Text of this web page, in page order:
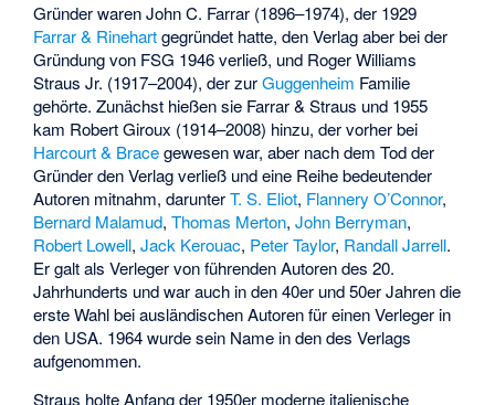
Gründer warenJohn C. Farrar (1896–1974), der 1929
Farrar & Rinehartgegründet hatte, den Verlag aber bei der
Gründung von FSG 1946 verließ, und Roger Williams
Straus Jr. (1917–2004), der zurGuggenheim Familie
gehörte. Zunächst hießen sie Farrar & Straus und 1955
kam Robert Giroux (1914–2008) hinzu, der vorher bei
Harcourt & Bracegewesen war, aber nach dem Tod der
Gründer den Verlag verließ und eine Reihe bedeutender
Autoren mitnahm, darunterT. S. Eliot, Flannery O’Connor,
Bernard Malamud,Thomas Merton,John Berryman,
Robert Lowell,Jack Kerouac, Peter Taylor, Randall Jarrell.
Er galt als Verleger von führenden Autoren des 20.
Jahrhunderts und war auch in den 40er und 50er Jahren die
erste Wahl bei ausländischen Autoren für einen Verleger in
den USA. 1964 wurde sein Name in den des Verlags
aufgenommen.
Straus holte Anfang der 1950er moderne italienische